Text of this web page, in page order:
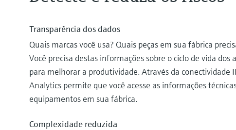
Transparência dos dados
Quais marcas você usa? Quais peças em sua fábrica
Você precisa destas informações sobre o ciclo de vida dos
para melhorar a produtividade. Através da conectividade
Analytics permite que você acesse as informações
equipamentos em sua fábrica.
Complexidade reduzida